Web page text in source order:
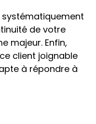
systématiquement
de votre
majeur. Enfin,
client joignable
à répondre à